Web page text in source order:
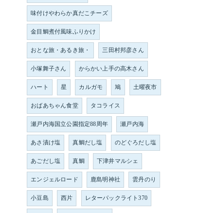
味付けやわらか真だこチーズ
金目鯛煮付風味ふりかけ
おとな旅・あるき旅・ 三田村邦彦さん
小塚舞子さん からかい上手の高木さん
ハート 星 カルガモ 鳩 土曜夜市
おばあちゃん食堂 タコライス
瀬戸内海国立公園指定88周年 瀬戸内海
あさ漬け塩 真鯛だし塩 のどぐろだし塩
あごだし塩 真鯛 下津井マルシェ
エンジェルロード 鹿島明神社 雲丹のり
小豆島 西片 レターパックライト370